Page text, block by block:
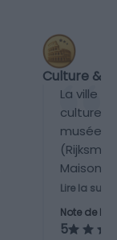
Culture &
La ville
culturel
musées
Maison
riche et
Lire la suite
Note de la
5